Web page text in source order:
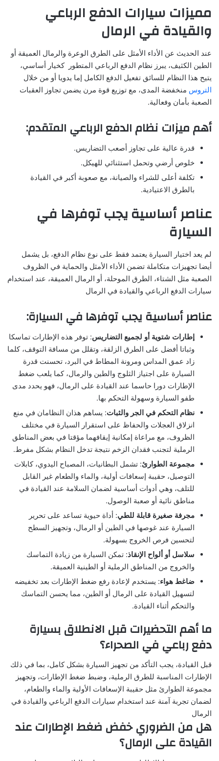
مميزات سيارات الدفع الرباعي
والقيادة في الرمال
عند الحديث عن الأداء الأمثل على الطرق الوعرة والرمال العميقة أو
الطين الكثيف، يبرز نظام الدفع الرباعي المتطور كخيار أساسي،
يتيح هذا النظام للسائق تفعيل الدفع الكامل إما يدويا أو من خلال
التروس منخفضة المدى، مع توزيع قوة مرن يضمن تجاوز العقبات
الصعبة بأمان وفعالية.
أهم ميزات نظام الدفع الرباعي المتقدم:
قدرة عالية على تجاوز أصعب التضاريس.
خلوص أرضي وتحمل استثنائي للهيكل.
تكلفة أعلى للشراء والصيانة، مع صعوبة أكبر في القيادة
بالطرق الاعتيادية.
عناصر أساسية يجب توفرها في
السيارة
لم يعد اختيار السيارة يعتمد فقط على نوع نظام الدفع، بل يشمل
أيضا تجهيزات متكاملة تضمن الأداء الأمثل والحماية في الظروف
الصعبة مثل الشتاء، الطرق الموحلة، أو الرمال العميقة، عند استخدام
سيارات الدفع الرباعي والقيادة في الرمال
عناصر أساسية يجب توفرها في السيارة:
إطارات شتوية أو لجميع التضاريس: توفر هذه الإطارات تماسكا
وثباتا أفضل على الطرق الزلقة، وتقلل من مسافة التوقف، كلما
زاد عمق المداس ومرونة المطاط في البرد، تحسنت قدرة
السيارة على اجتياز الثلوج والطين والرمال، كما يلعب ضغط
الإطارات دورا حاسما عند القيادة على الرمال، فهو يحدد مدى
طفو السيارة وسهولة التحكم بها.
نظام التحكم في الجر والثبات: يساهم هذان النظامان في منع
انزلاق العجلات والحفاظ على استقرار السيارة في مختلف
الظروف، مع مراعاة إمكانية إيقافهما مؤقتا في بعض المناطق
الرملية لتجنب فقدان الزخم نتيجة تدخل النظام بشكل مفرط.
مجموعة الطوارئ: تشمل البطانيات، المصباح اليدوي، كابلات
التوصيل، حقيبة إسعافات أولية، والماء والطعام غير القابل
للتلف، وهي أدوات أساسية لضمان السلامة عند القيادة في
مناطق نائية أو صعبة الوصول.
مجرفة صغيرة قابلة للطي: أداة حيوية تساعد على تحرير
السيارة عند غوصها في الطين أو الرمال، وتجهيز السطح
لتحسين فرص الخروج بسهولة.
سلاسل أو ألواح الإنقاذ: تمكن السيارة من زيادة التماسك
والخروج من المناطق الرملية أو الطينية العميقة.
ضاغط هواء: يستخدم لإعادة رفع ضغط الإطارات بعد تخفيضه
لتسهيل القيادة على الرمال أو الطين، مما يحسن التماسك
والتحكم أثناء القيادة.
ما أهم التحضيرات قبل الانطلاق بسيارة
دفع رباعي في الصحراء؟
قبل القيادة، يجب التأكد من تجهيز السيارة بشكل كامل، بما في ذلك
الإطارات المناسبة للطرق الرملية، وضبط ضغط الإطارات، وتجهيز
مجموعة الطوارئ مثل حقيبة الإسعافات الأولية والماء والطعام،
لضمان تجربة آمنة عند استخدام سيارات الدفع الرباعي والقيادة في
الرمال
هل من الضروري خفض ضغط الإطارات عند
القيادة على الرمال؟